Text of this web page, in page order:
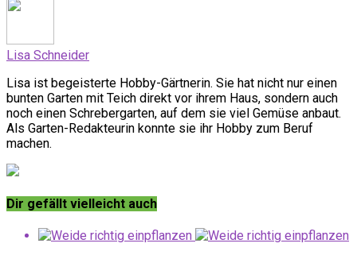
Lisa Schneider
Lisa ist begeisterte Hobby-Gärtnerin. Sie hat nicht nur einen
bunten Garten mit Teich direkt vor ihrem Haus, sondern auch
noch einen Schrebergarten, auf dem sie viel Gemüse anbaut.
Als Garten-Redakteurin konnte sie ihr Hobby zum Beruf
machen.
Dir gefällt vielleicht auch